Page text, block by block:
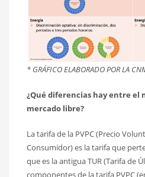
* GRÁFICO ELABORADO POR LA
¿Qué diferencias hay entre el
mercado libre?
La tarifa de la PVPC (Precio
Consumidor) es la tarifa que
que es la antigua TUR (Tarifa de
componentes de la tarifa PVPC